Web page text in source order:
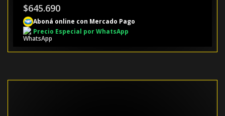
$645.690
Aboná online con Mercado Pago
Precio Especial por WhatsApp